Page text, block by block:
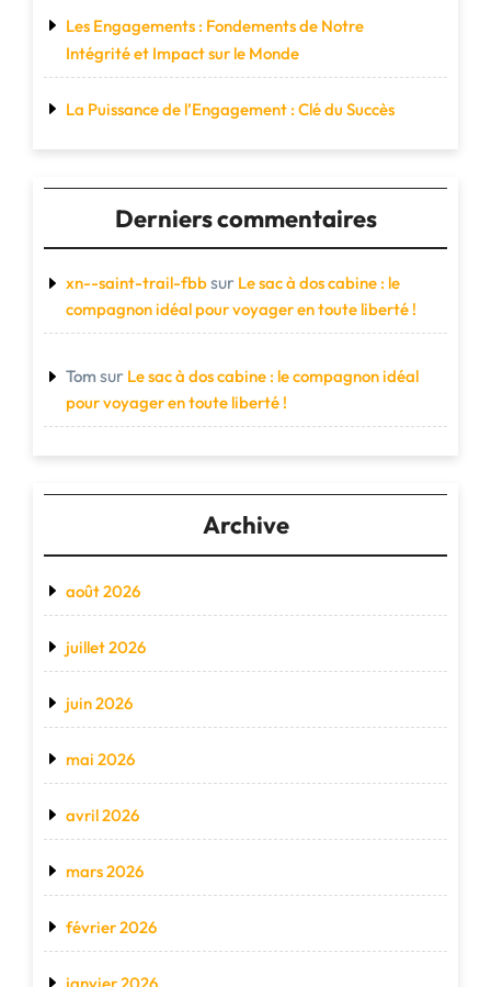
Les Engagements : Fondements de Notre
Intégrité et Impact sur le Monde
La Puissance de l’Engagement : Clé du Succès
Derniers commentaires
xn--saint-trail-fbbsur Le sac à dos cabine : le
compagnon idéal pour voyager en toute liberté !
Tom sur Le sac à dos cabine : le compagnon idéal
pour voyager en toute liberté !
Archive
août 2026
juillet 2026
juin 2026
mai 2026
avril 2026
mars 2026
février 2026